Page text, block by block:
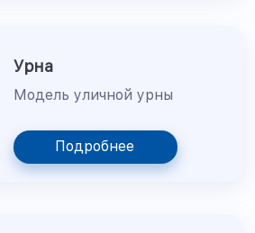
Урна
Модель уличной урны
Подробнее